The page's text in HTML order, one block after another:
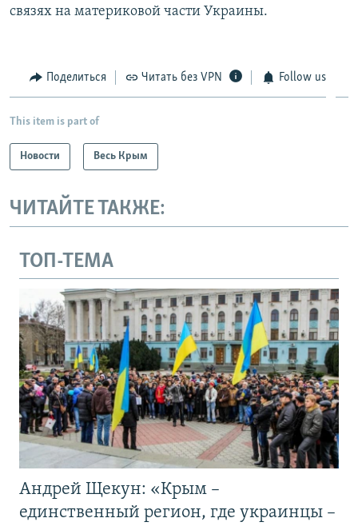
связях на материковой части Украины.
Поделиться Читать без VPN Follow us
This item is part of
Новости Весь Крым
ЧИТАЙТЕ ТАКЖЕ:
ТОП-ТЕМА
Андрей Щекун: «Крым –
единственный регион, где украинцы –